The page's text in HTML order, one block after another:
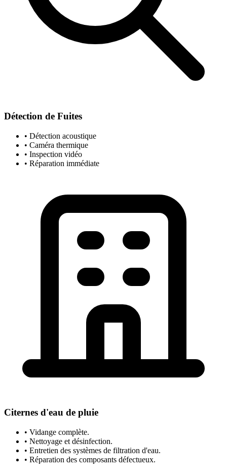
Détection de Fuites
• Détection acoustique
• Caméra thermique
• Inspection vidéo
• Réparation immédiate
Citernes d'eau de pluie
• Vidange complète.
• Nettoyage et désinfection.
• Entretien des systèmes de filtration d'eau.
• Réparation des composants défectueux.